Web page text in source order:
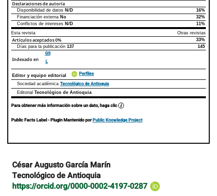
Declaraciones de autoría
Declaraciones de autoríaEste artículo
Disponibilidad de datos N/D
16%
Financiación externa No
32%
Conflictos de intereses N/D
11%
Esta revista
Otras revistas
Artículos aceptados0%
33%
Días para la publicación 137 145
Indexado en
GS
L
Editor y equipo editorial Perfiles
Sociedad académica Tecnológico de Antioquia
Editorial Tecnológico de Antioquia
Para obtener más información sobre un dato, haga clic
Public Facts Label- Plugin Mantenido porPublic Knowledge Project
Contenido
principal
del
artículo
César Augusto García Marín
Tecnológico de Antioquia
https://orcid.org/0000-0002-4197-0287